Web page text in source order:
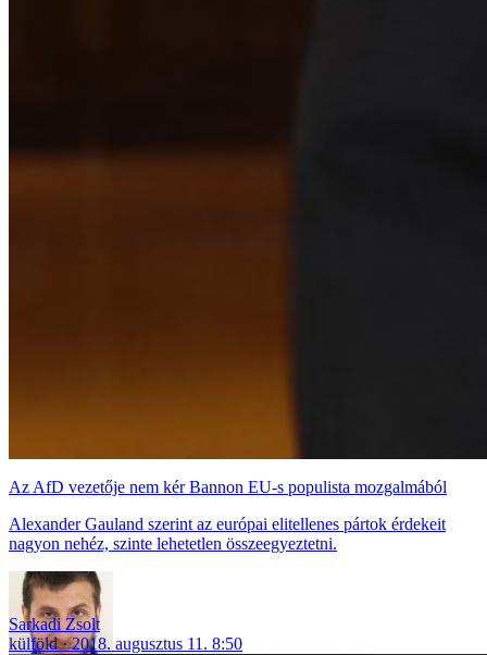
Az AfD vezetője nem kér Bannon EU-s populista mozgalmából
Alexander Gauland szerint az európai elitellenes pártok érdekeit
nagyon nehéz, szinte lehetetlen összeegyeztetni.
Sarkadi Zsolt
külföld
2018. augusztus 11. 8:50